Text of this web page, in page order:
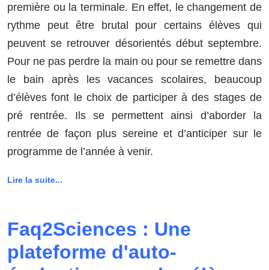
première ou la terminale. En effet, le changement de
rythme peut être brutal pour certains élèves qui
peuvent se retrouver désorientés début septembre.
Pour ne pas perdre la main ou pour se remettre dans
le bain après les vacances scolaires, beaucoup
d’élèves font le choix de participer à des stages de
pré rentrée. Ils se permettent ainsi d’aborder la
rentrée de façon plus sereine et d’anticiper sur le
programme de l’année à venir.
Lire la suite...
Faq2Sciences : Une
plateforme d'auto-